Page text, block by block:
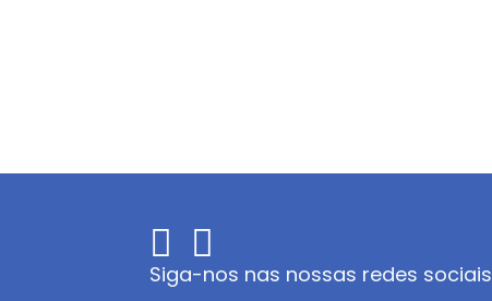
Siga-nos nas nossas redes sociais